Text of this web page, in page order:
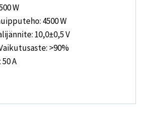
W
4500 W
10,0±0,5 V
>90%
A